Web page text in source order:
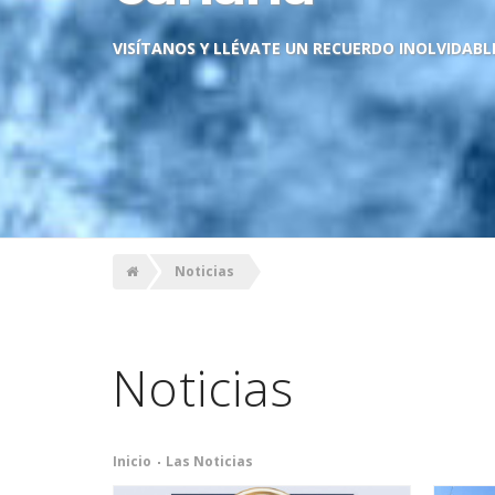
VISÍTANOS Y LLÉVATE UN RECUERDO
Noticias
Noticias
Inicio Las Noticias